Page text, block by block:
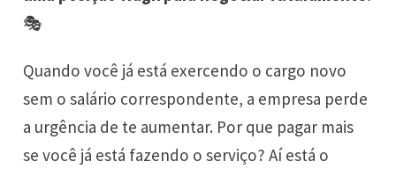
🎭
Quando você já está exercendo o cargo novo
sem o salário correspondente, a empresa perde
a urgência de te aumentar. Por que pagar mais
se você já está fazendo o serviço? Aí está o